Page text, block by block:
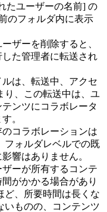
たユーザーの名前] の
のフォルダ内に表示
ザーを削除すると、
た管理者に転送され
は、転送中、アクセ
り、この転送中は、ユ
ンツにコラボレータ
。
コラボレーションは
フォルダレベルでの既
響はありません。
ーが所有するコンテ
がかかる場合があり
ど、所要時間は長くな
いものの、コンテンツ